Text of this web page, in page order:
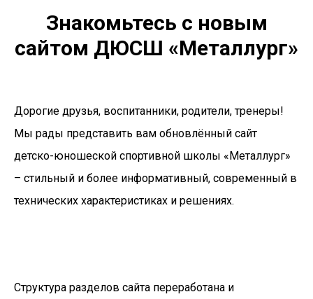
Знакомьтесь с новым
сайтом ДЮСШ «Металлург»
Дорогие друзья, воспитанники, родители, тренеры!
Мы рады представить вам обновлённый сайт
детско-юношеской спортивной школы «Металлург»
– стильный и более информативный, современный в
технических характеристиках и решениях.
Структура разделов сайта переработана и